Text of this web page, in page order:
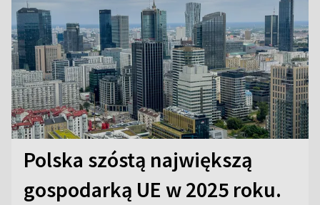
Polska szóstą największą
gospodarką UE w 2025 roku.